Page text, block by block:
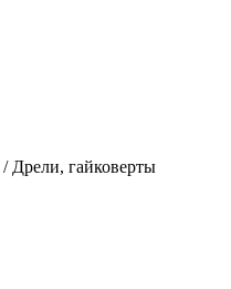
/ Дрели, гайковерты